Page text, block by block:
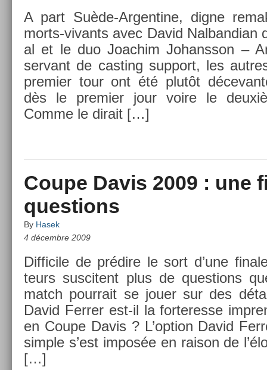
A part Suède-Argentine, digne
morts-vivants avec David Nal­bandian
al et le duo Joac­him Johansson –
ser­vant de cast­ing sup­port, les
pre­mi­er tour ont été plutôt
dès le pre­mi­er jour voire le
Comme le di­rait […]
Coupe Davis 2009 : une
questions
By Hasek
4 décembre 2009
Dif­ficile de prédire le sort d’une
teurs sus­citent plus de ques­tions
match pour­rait se jouer sur des
David Ferr­er est-il la for­teres­se
en Coupe Davis ? L’op­tion David
sim­ple s’est imposée en raison de
[…]